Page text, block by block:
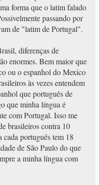
forma que o latim falado
passando por
de "latim de Portugal".
diferenças de
enormes. Bem maior que
ou o espanhol do Mexico
às vezes entendem
que português de
que minha língua é
com Portugal. Isso me
brasileiros contra 10
cada português tem 18
de São Paulo do que
a minha língua com